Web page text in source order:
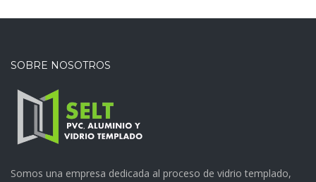
SOBRE NOSOTROS
Somos una empresa dedicada al proceso de vidrio templado,